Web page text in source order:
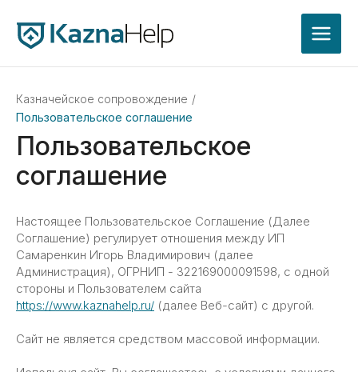
Казначейское сопровождение /
Пользовательское соглашение
Пользовательское
соглашение
Настоящее Пользовательское Соглашение (Далее
Соглашение) регулирует отношения между ИП
Самаренкин Игорь Владимирович (далее
Администрация), ОГРНИП - 322169000091598, с одной
стороны и Пользователем сайта
https://www.kaznahelp.ru/ (далее Веб-сайт) с другой.
Сайт не является средством массовой информации.